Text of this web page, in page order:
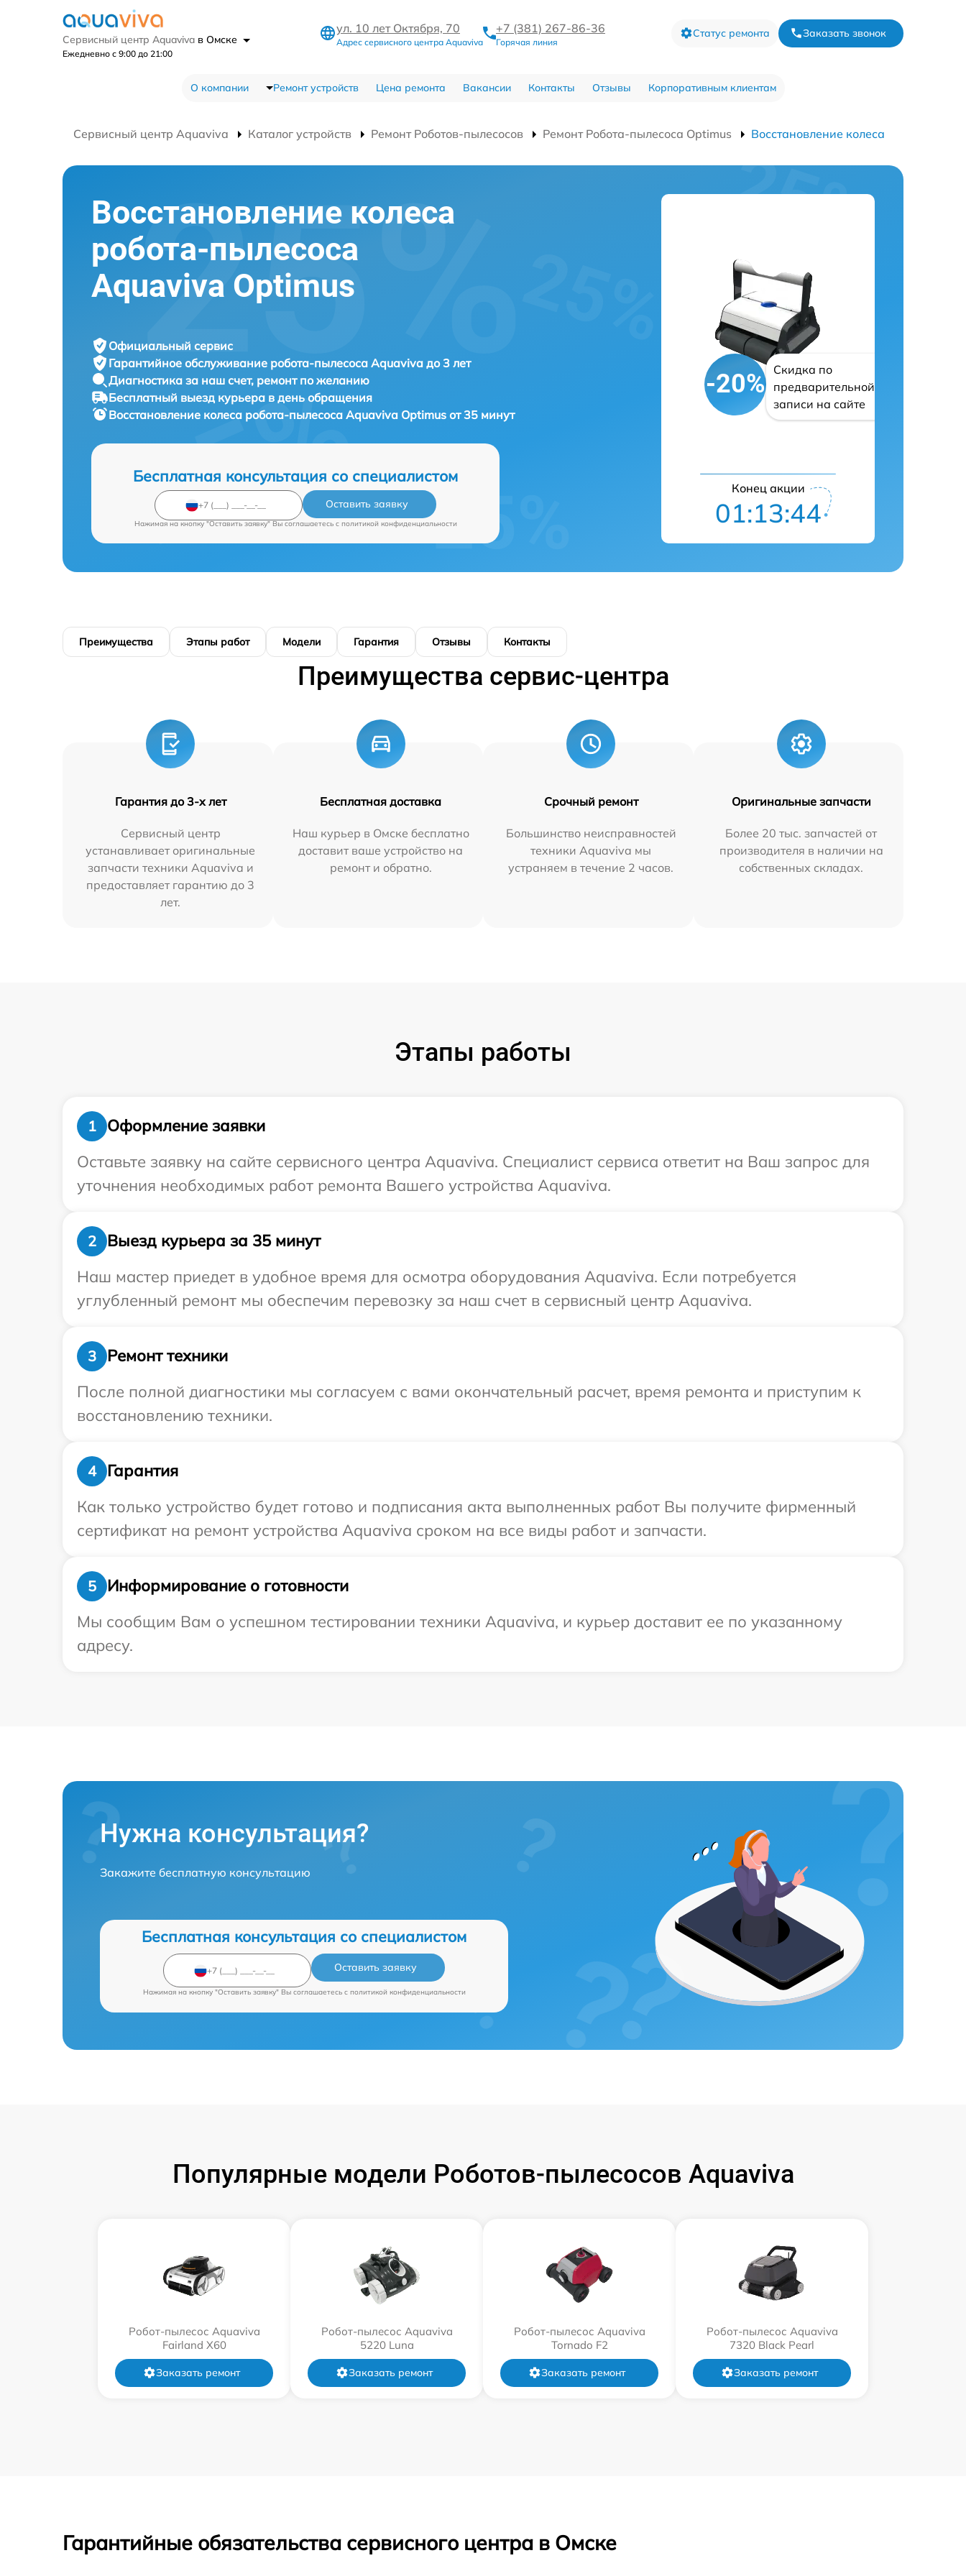
Сервисный центр Aquaviva в Омске
Ежедневно с 9:00 до 21:00
ул. 10 лет Октября, 70
Адрес сервисного центра Aquaviva
+7 (381) 267-86-36
Горячая линия
Статус ремонта Заказать звонок
О компании Ремонт устройств Цена ремонта Вакансии Контакты Отзывы Корпоративным клиентам
Сервисный центр Aquaviva Каталог устройств Ремонт Роботов-пылесосов Ремонт Робота-пылесоса Optimus Восстановление колеса
Восстановление колеса
робота-пылесоса
Aquaviva Optimus
Официальный сервис
Гарантийное обслуживание робота-пылесоса Aquaviva до 3 лет
Диагностика за наш счет, ремонт по желанию
Бесплатный выезд курьера в день обращения
Восстановление колеса робота-пылесоса Aquaviva Optimus от 35 минут
Бесплатная консультация со специалистом
Оставить заявку
Нажимая на кнопку "Оставить заявку" Вы соглашаетесь c политикой конфиденциальности
-20%
Скидка по
предварительной
записи на сайте
Конец акции
01:13:42
Преимущества Этапы работ Модели Гарантия Отзывы Контакты
Преимущества сервис-центра
Гарантия до 3-х лет
Сервисный центр
устанавливает оригинальные
запчасти техники Aquaviva и
предоставляет гарантию до 3
лет.
Бесплатная доставка
Наш курьер в Омске бесплатно
доставит ваше устройство на
ремонт и обратно.
Срочный ремонт
Большинство неисправностей
техники Aquaviva мы
устраняем в течение 2 часов.
Оригинальные запчасти
Более 20 тыс. запчастей от
производителя в наличии на
собственных складах.
Этапы работы
1
Оформление заявки
Оставьте заявку на сайте сервисного центра Aquaviva. Специалист сервиса ответит на Ваш запрос для
уточнения необходимых работ ремонта Вашего устройства Aquaviva.
2
Выезд курьера за 35 минут
Наш мастер приедет в удобное время для осмотра оборудования Aquaviva. Если потребуется
углубленный ремонт мы обеспечим перевозку за наш счет в сервисный центр Aquaviva.
3
Ремонт техники
После полной диагностики мы согласуем с вами окончательный расчет, время ремонта и приступим к
восстановлению техники.
4
Гарантия
Как только устройство будет готово и подписания акта выполненных работ Вы получите фирменный
сертификат на ремонт устройства Aquaviva сроком на все виды работ и запчасти.
5
Информирование о готовности
Мы сообщим Вам о успешном тестировании техники Aquaviva, и курьер доставит ее по указанному
адресу.
Нужна консультация?
Закажите бесплатную консультацию
Бесплатная консультация со специалистом
Оставить заявку
Нажимая на кнопку "Оставить заявку" Вы соглашаетесь c политикой конфиденциальности
Популярные модели Роботов-пылесосов Aquaviva
Робот-пылесос Aquaviva
Fairland X60
Заказать ремонт
Робот-пылесос Aquaviva
5220 Luna
Заказать ремонт
Робот-пылесос Aquaviva
Tornado F2
Заказать ремонт
Робот-пылесос Aquaviva
7320 Black Pearl
Заказать ремонт
Гарантийные обязательства сервисного центра в Омске